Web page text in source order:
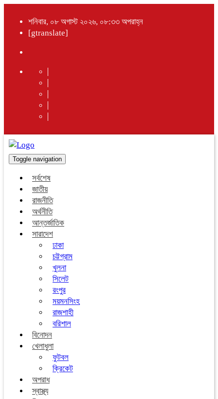
শনিবার, ০৮ অগাস্ট ২০২৬, ০৮:৩৩ অপরাহ্ন
[gtranslate]
Toggle navigation
সর্বশেষ
জাতীয়
রাজনীতি
অর্থনীতি
আন্তর্জাতিক
সারাদেশ
ঢাকা
চট্টগ্রাম
খুলনা
সিলেট
রংপুর
ময়মনসিংহ
রাজশাহী
বরিশাল
বিনোদন
খেলাধুলা
ফুটবল
ক্রিকেট
অপরাধ
স্বাস্থ্য